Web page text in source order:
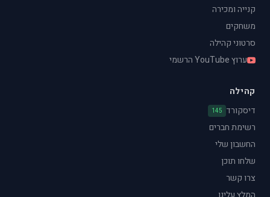
קנייה ומכירה
משחקים
סרטוני קהילה
ערוץ YouTube הרשמי
קהילה
דיסקורד 145
רשימת חברים
החשבון שלי
שלחו תוכן
צרו קשר